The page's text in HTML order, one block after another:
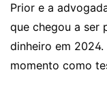
Prior e a
que chegou a ser
dinheiro em
momento como